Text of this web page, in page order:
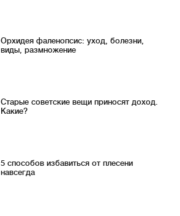
Орхидея фаленопсис: уход, болезни,
виды, размножение
Старые советские вещи приносят доход.
Какие?
5 способов избавиться от плесени
навсегда